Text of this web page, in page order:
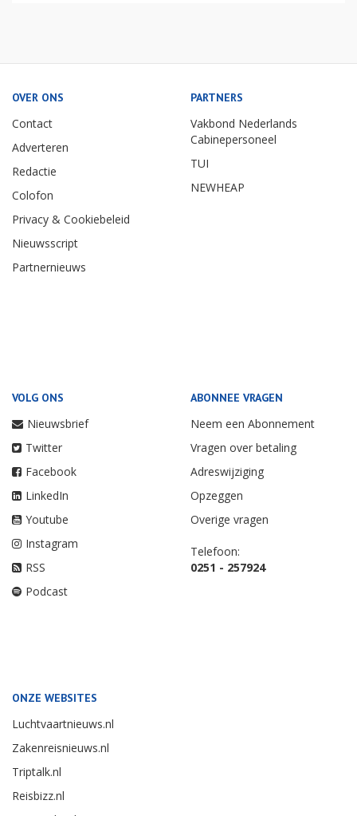
OVER ONS
Contact
Adverteren
Redactie
Colofon
Privacy & Cookiebeleid
Nieuwsscript
Partnernieuws
PARTNERS
Vakbond Nederlands
Cabinepersoneel
TUI
NEWHEAP
VOLG ONS
Nieuwsbrief
Twitter
Facebook
LinkedIn
Youtube
Instagram
RSS
Podcast
ABONNEE VRAGEN
Neem een Abonnement
Vragen over betaling
Adreswijziging
Opzeggen
Overige vragen
Telefoon:
0251 - 257924
ONZE WEBSITES
Luchtvaartnieuws.nl
Zakenreisnieuws.nl
Triptalk.nl
Reisbizz.nl